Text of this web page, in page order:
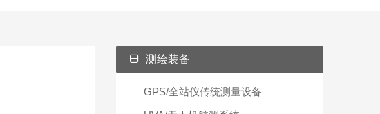
测绘装备
GPS/全站仪传统测量设备